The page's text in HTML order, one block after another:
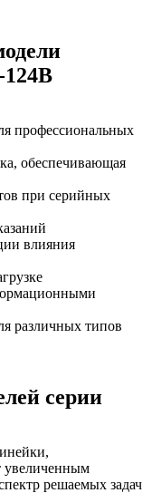
профессиональных
обеспечивающая
при серийных
влияния
различных типов
серии
увеличенным
решаемых задач